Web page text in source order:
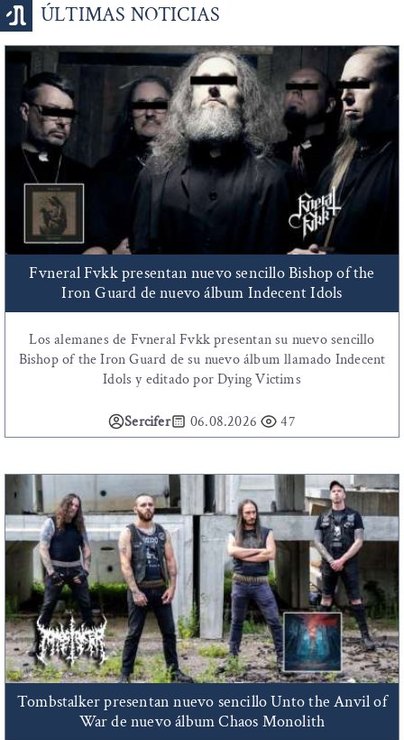
ÚLTIMAS NOTICIAS
Fvneral Fvkk presentan nuevo sencillo Bishop of the
Iron Guard de nuevo álbum Indecent Idols
Los alemanes de Fvneral Fvkk presentan su nuevo sencillo
Bishop of the Iron Guard de su nuevo álbum llamado Indecent
Idols y editado por Dying Victims
Sercifer 06.08.2026 47
Tombstalker presentan nuevo sencillo Unto the Anvil of
War de nuevo álbum Chaos Monolith